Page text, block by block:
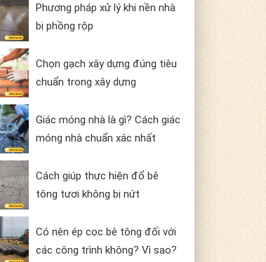
Phương pháp xử lý khi nền nhà
bị phồng rộp
Chọn gạch xây dựng đúng tiêu
chuẩn trong xây dựng
Giác móng nhà là gì? Cách giác
móng nhà chuẩn xác nhất
Cách giúp thực hiện đổ bê
tông tươi không bị nứt
Có nên ép cọc bê tông đối với
các công trình không? Vì sao?